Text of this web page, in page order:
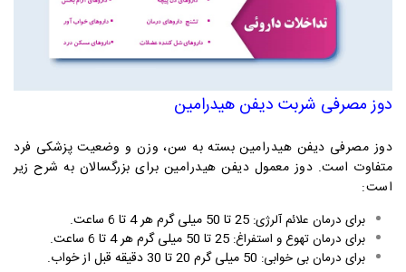
دوز مصرفی شربت دیفن هیدرامین
دوز مصرفی دیفن هیدرامین بسته به سن، وزن و وضعیت پزشکی فرد
متفاوت است. دوز معمول دیفن هیدرامین برای بزرگسالان به شرح زیر
است:
برای درمان علائم آلرژی:
برای درمان تهوع و استفراغ:
برای درمان بی خوابی: